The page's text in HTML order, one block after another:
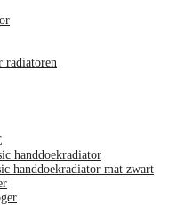
radiatoren
handdoekradiator
handdoekradiator mat zwart